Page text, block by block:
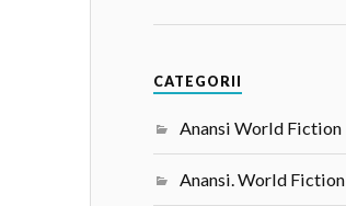
CATEGORII
Anansi World Fiction
Anansi. World Fiction